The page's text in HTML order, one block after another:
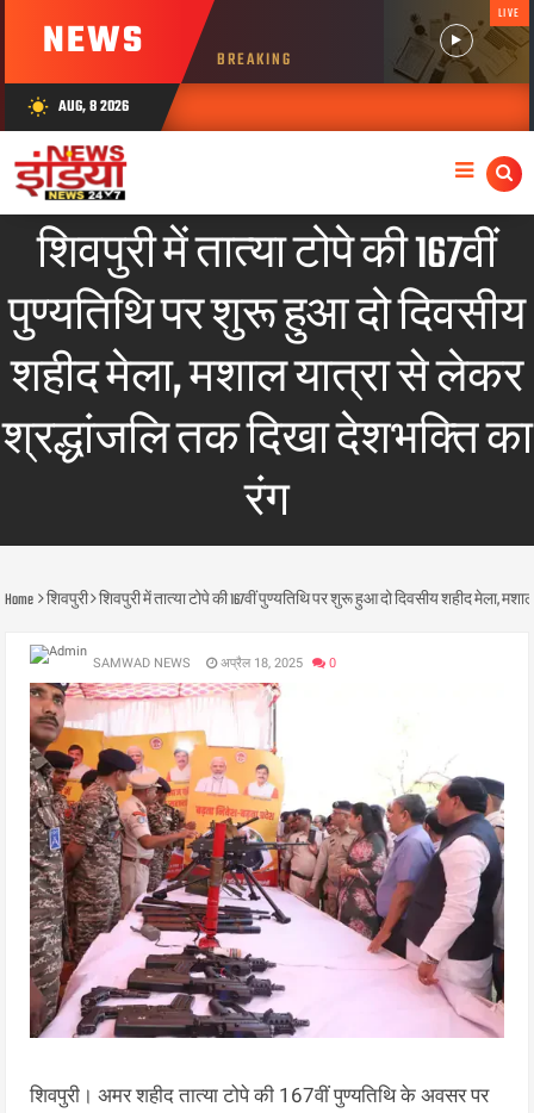
NEWS BREAKING
LIVE
wb_sunny AUG, 8 2026
शिवपुरी में तात्या टोपे की 167वीं
पुण्यतिथि पर शुरू हुआ दो दिवसीय
शहीद मेला, मशाल यात्रा से लेकर
श्रद्धांजलि तक दिखा देशभक्ति का
रंग
Home शिवपुरी शिवपुरी में तात्या टोपे की 167वीं पुण्यतिथि पर शुरू हुआ दो दिवसीय शहीद मेला,
SAMWAD NEWS अप्रैल 18, 2025 0
शिवपुरी। अमर शहीद तात्या टोपे की 167वीं पुण्यतिथि के अवसर पर